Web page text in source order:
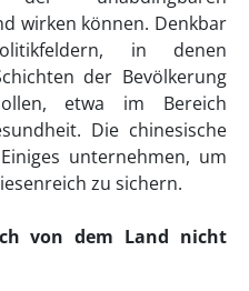
wirken können. Denkbar
in denen
der Bevölkerung
etwa im Bereich
Die chinesische
unternehmen, um
zu sichern.
von dem Land nicht